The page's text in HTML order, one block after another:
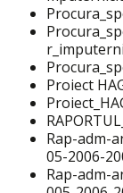
Proiect
Rap-adm-
05-2006-
Rap-adm-